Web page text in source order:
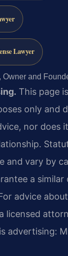
Lawyer
Owner and
This page
only and
nor does
and vary by
a similar
advice
licensed
advertising: